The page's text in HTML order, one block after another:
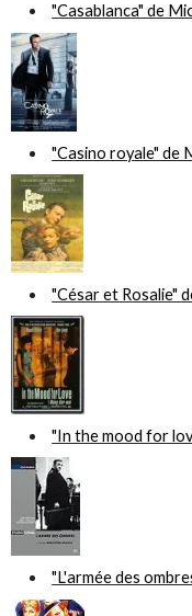
"Casablanca" de
"Casino royale" de
"César et Rosalie"
"In the mood for
"L'armée des